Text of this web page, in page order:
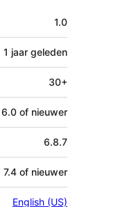
1.0
1 jaar geleden
30+
6.0 of nieuwer
6.8.7
7.4 of nieuwer
English (US)